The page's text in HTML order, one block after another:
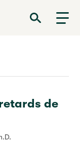
jeunes enfants
de